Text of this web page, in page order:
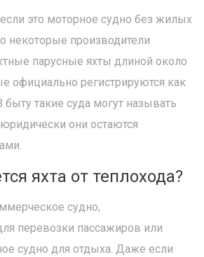
это моторное судно без жилых
некоторые производители
парусные яхты длиной около
официально регистрируются как
такие суда могут называть
они остаются
яхта от теплохода?
судно,
перевозки пассажиров или
судно для отдыха. Даже если